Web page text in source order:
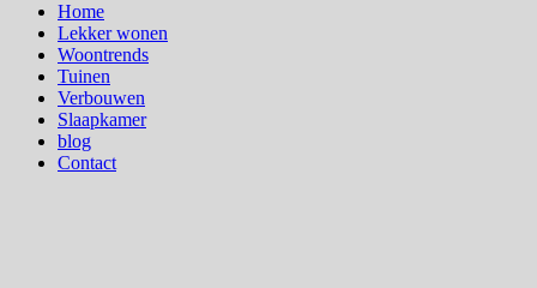
Home
Lekker wonen
Woontrends
Tuinen
Verbouwen
Slaapkamer
blog
Contact